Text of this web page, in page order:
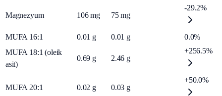
Magnezyum 106 mg 75 mg
-29.2%
MUFA 16:1 0.01 g 0.01 g
0.0%
MUFA 18:1 (oleik
asit)
0.69 g 2.46 g
+256.5%
MUFA 20:1 0.02 g 0.03 g
+50.0%